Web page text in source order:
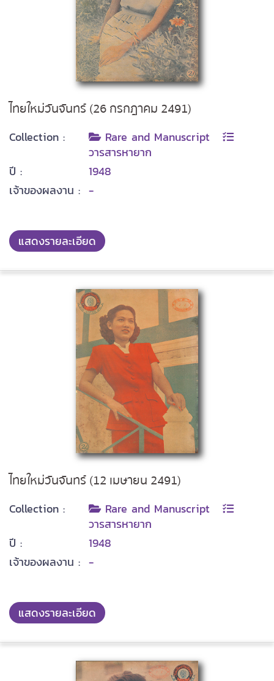
ไทยใหม่วันจันทร์ (26 กรกฎาคม 2491)
Collection :
Rare and Manuscript
วารสารหายาก
ปี :
1948
เจ้าของผลงาน : -
แสดงรายละเอียด
ไทยใหม่วันจันทร์ (12 เมษายน 2491)
Collection :
Rare and Manuscript
วารสารหายาก
ปี :
1948
เจ้าของผลงาน : -
แสดงรายละเอียด